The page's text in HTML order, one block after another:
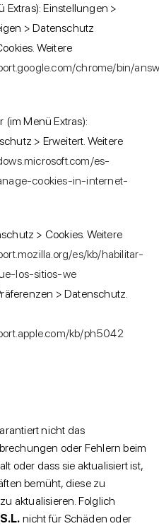
Extras): Einstellungen >
> Datenschutz
Weitere
chrome/bin/
(im Menü Extras):
> Erweitert. Weitere
es-
cookies-in-internet-
> Cookies. Weitere
es/kb/habilitar-
los-sitios-we
> Datenschutz.
kb/ph5042
nicht das
oder Fehlern beim
oder dass sie aktualisiert ist,
bemüht, diese zu
aktualisieren. Folglich
nicht für Schäden oder